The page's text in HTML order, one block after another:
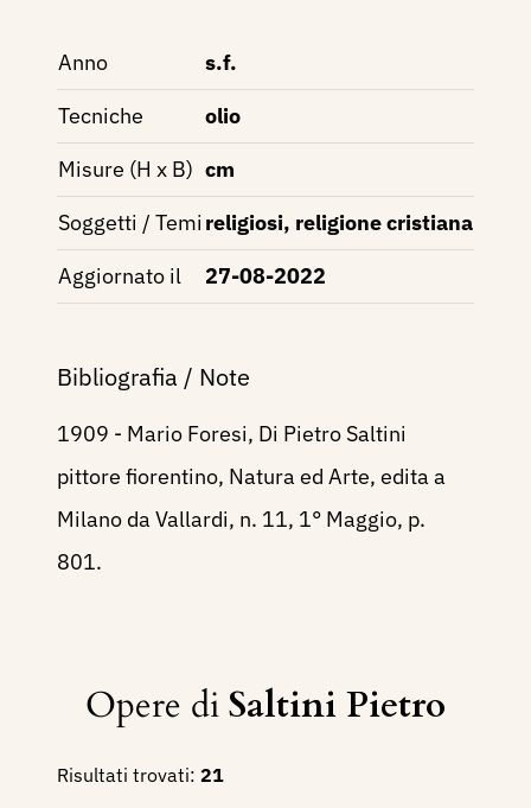
Anno
s.f.
Tecniche
olio
Misure (H x B) cm
Soggetti / Temi religiosi, religione cristiana
Aggiornato il
27-08-2022
Bibliografia / Note
1909 - Mario Foresi, Di Pietro Saltini
pittore fiorentino, Natura ed Arte, edita a
Milano da Vallardi, n. 11, 1° Maggio, p.
801.
Opere diSaltini Pietro
Risultati trovati: 21